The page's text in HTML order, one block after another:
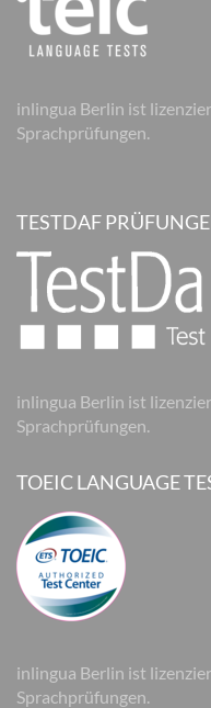
inlingua Berlin ist
Sprachprüfungen.
TESTDAF
inlingua Berlin ist
Sprachprüfungen.
TOEIC LANGUAGE
inlingua Berlin ist
Sprachprüfungen.